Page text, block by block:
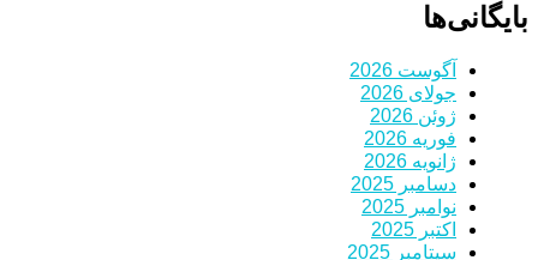
بایگانی‌ها
آگوست 2026
جولای 2026
ژوئن 2026
فوریه 2026
ژانویه 2026
دسامبر 2025
نوامبر 2025
اکتبر 2025
سپتامبر 2025